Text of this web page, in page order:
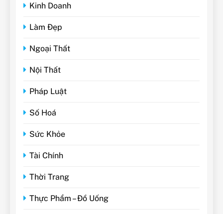
Kinh Doanh
Làm Đẹp
Ngoại Thất
Nội Thất
Pháp Luật
Số Hoá
Sức Khỏe
Tài Chính
Thời Trang
Thực Phẩm – Đồ Uống